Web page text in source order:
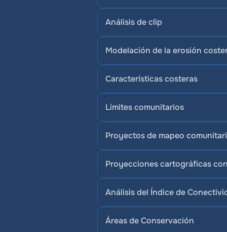
Análisis de clip
Modelación de la erosión
Características costeras
Límites comunitarios
Proyectos de mapeo
Proyecciones cartográficas
Análisis del Índice de
Áreas de Conservación